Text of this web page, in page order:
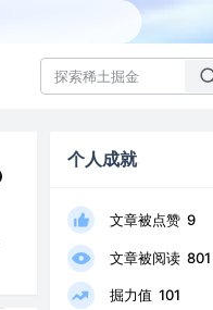
个人成就
文章被点赞 9
文章被阅读 801
掘力值 101